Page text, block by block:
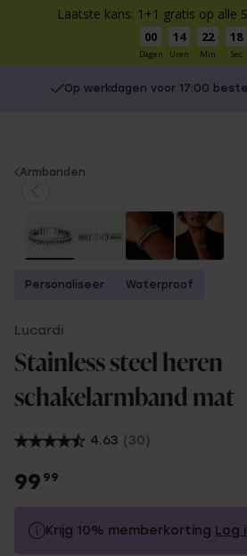
Laatste kans: 1+1 gratis op alle
00
Dagen
14
Uren
22
Min
18
Sec
Op werkdagen voor 17:00
You
Armbanden
Personaliseer Waterproof
Lucardi
Stainless steel heren
schakelarmband mat
4.63 (30)
99 99
Krijg 10% memberkorting Log